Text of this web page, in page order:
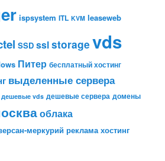
ispsystem ITL KVM leaseweb
SSD sslstorage vds
Питер бесплатный хостинг
выделенные сервера
дешевые vds дешевые сервера домены
облака
меркурий реклама хостинг